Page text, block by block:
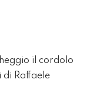
il cordolo
di Raffaele